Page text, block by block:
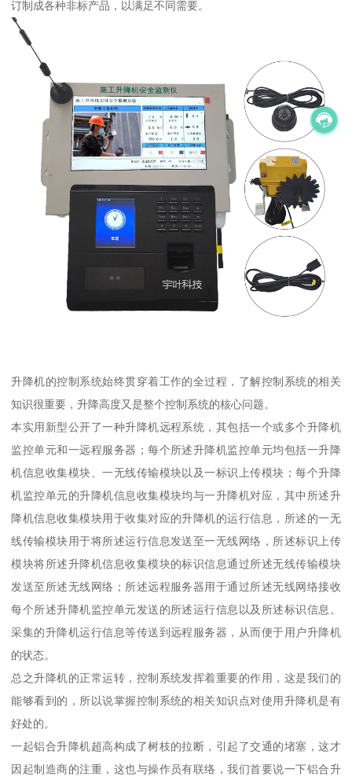
订制成各种非标产品，以满足不同需要。
升降机的控制系统始终贯穿着工作的全过程，了解控制系统的相关
知识很重要，升降高度又是整个控制系统的核心问题。
本实用新型公开了一种升降机远程系统，其包括一个或多个升降机
监控单元和一远程服务器；每个所述升降机监控单元均包括一升降
机信息收集模块、一无线传输模块以及一标识上传模块；每个升降
机监控单元的升降机信息收集模块均与一升降机对应，其中所述升
降机信息收集模块用于收集对应的升降机的运行信息，所述的一无
线传输模块用于将所述运行信息发送至一无线网络，所述标识上传
模块将所述升降机信息收集模块的标识信息通过所述无线传输模块
发送至所述无线网络；所述远程服务器用于通过所述无线网络接收
每个所述升降机监控单元发送的所述运行信息以及所述标识信息。
采集的升降机运行信息等传送到远程服务器，从而便于用户升降机
的状态。
总之升降机的正常运转，控制系统发挥着重要的作用，这是我们的
能够看到的，所以说掌握控制系统的相关知识点对使用升降机是有
好处的。
一起铝合升降机超高构成了树枝的拉断，引起了交通的堵塞，这才
因起制造商的注重，这也与操作员有联络，我们首要说一下铝合升